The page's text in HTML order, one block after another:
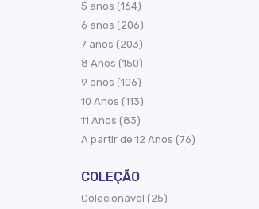
5 anos (164)
6 anos (206)
7 anos (203)
8 Anos (150)
9 anos (106)
10 Anos (113)
11 Anos (83)
A partir de 12 Anos (76)
COLEÇÃO
Colecionável (25)